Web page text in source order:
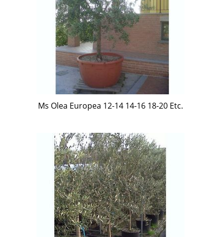
Ms Olea Europea 12-14 14-16 18-20 Etc.